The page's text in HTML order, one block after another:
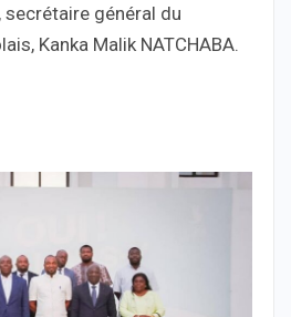
général du
Kanka Malik NATCHABA.